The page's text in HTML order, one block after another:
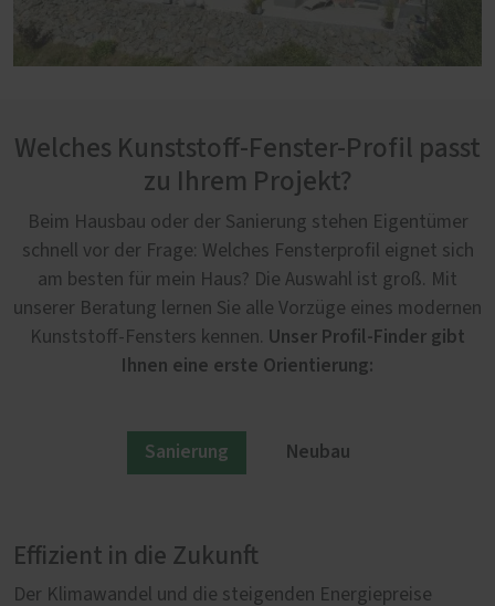
Welches Kunststoff-Fenster-Profil passt
zu Ihrem Projekt?
Beim Hausbau oder der Sanierung stehen Eigentümer
schnell vor der Frage: Welches Fensterprofil eignet sich
am besten für mein Haus? Die Auswahl ist groß. Mit
unserer Beratung lernen Sie alle Vorzüge eines modernen
Kunststoff-Fensters kennen. Unser Profil-Finder gibt
Ihnen eine erste Orientierung:
Sanierung Neubau
Effizient in die Zukunft
Der Klimawandel und die steigenden Energiepreise
Von Anfang an richtig
Im Neubau erfüllen unsere Kunststoff-Fenster von PaX